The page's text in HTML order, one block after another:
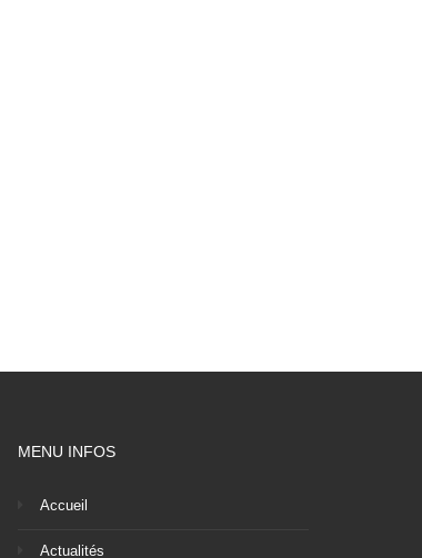
MENU INFOS
Accueil
Actualités